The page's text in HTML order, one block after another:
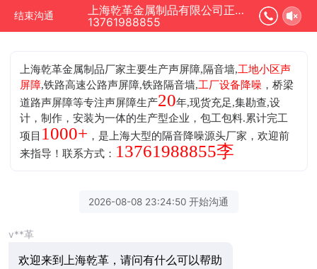
结束沟通
上海乾革金属制品有限公司正在为您服务
13761988855
上海乾革金属制品厂家主要生产声屏障,隔音墙,工地小区声
屏障,铁路高速公路声屏障,铁路隔音墙,工厂设备降噪 ，桥梁
道路声屏障等专注声屏障生产20年,现货充足,集勘查,设
计，制作，安装为一体的生产型企业，包工包料.累计完工
项目 1000+ ，是上海大型的隔音降噪源头厂家，欢迎前
来指导！联系方式： 13761988855李
2026-08-08 23:24:50 开始沟通
v**革
欢迎来到上海乾革，请问有什么可以帮助